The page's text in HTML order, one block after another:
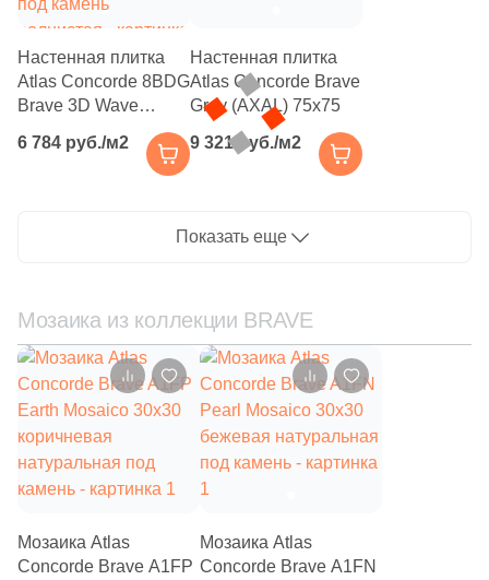
NATUCER (
NEWKER ( 5)
NSmosaic (
NT Ceramic (104)
Oset (2)
Pamesa Ceramica (328 )
Paradyz (113)
Pars Tile (11)
Настенная плитка
Atlas Concorde 8BDG
Brave 3D Wave
кремовая матовая
6 784 руб./м2
Настенная плитка
Atlas Concorde Brave
Grey (AXAL) 75х75
9 321 руб./м2
Показать еще
Мозаика из коллекции BRAVE
Мозаика Atlas
Concorde Brave A1FP
Мозаика Atlas
Concorde Brave A1FN